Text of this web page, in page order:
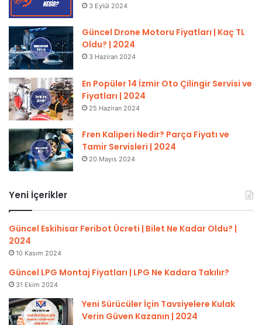
3 Eylül 2024
Güncel Drone Motoru Fiyatları | Kaç TL
Oldu? | 2024
3 Haziran 2024
En Popüler 14 İzmir Oto Çilingir Servisi ve
Fiyatları | 2024
25 Haziran 2024
Fren Kaliperi Nedir? Parça Fiyatı ve
Tamir Servisleri | 2024
20 Mayıs 2024
Yeni İçerikler
Güncel Eskihisar Feribot Ücreti | Bilet Ne Kadar Oldu? |
2024
10 Kasım 2024
Güncel LPG Montaj Fiyatları | LPG Ne Kadara Takılır?
31 Ekim 2024
Yeni Sürücüler İçin Tavsiyelere Kulak
Verin Güven Kazanın | 2024